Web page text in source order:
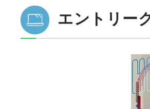
エントリー